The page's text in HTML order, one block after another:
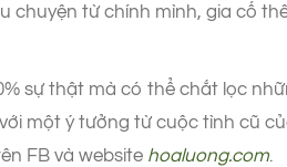
chuyện từ chính mình, gia cố
sự thật mà có thể chắt lọc
một ý tưởng từ cuộc tình cũ
FB và website hoaluong.com.